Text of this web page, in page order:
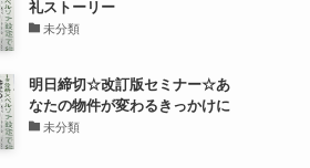
礼ストーリー
未分類
明日締切☆改訂版セミナー☆あ
なたの物件が変わるきっかけに
未分類